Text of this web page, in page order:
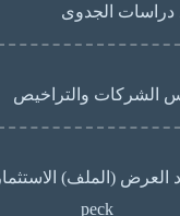
دراسات الجدوى
الشركات والتراخيص
peck